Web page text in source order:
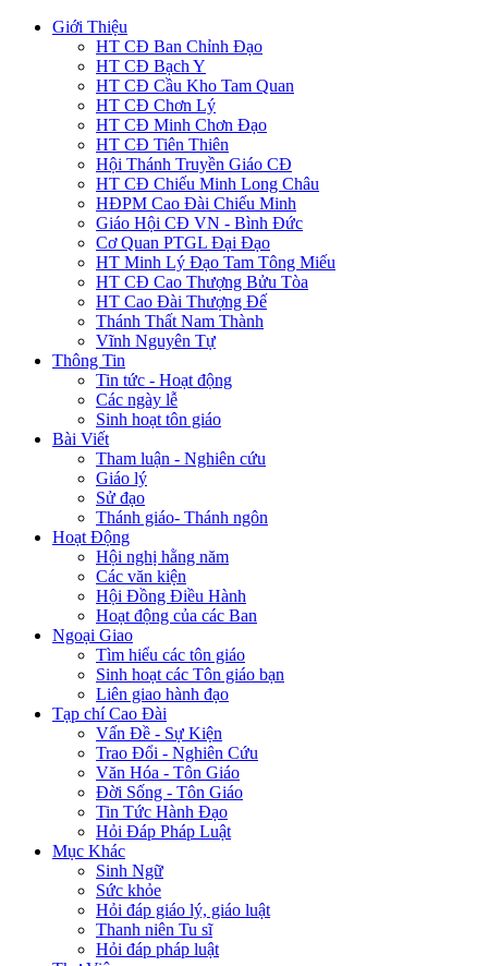
Giới Thiệu
HT CĐ Ban Chỉnh Đạo
HT CĐ Bạch Y
HT CĐ Cầu Kho Tam Quan
HT CĐ Chơn Lý
HT CĐ Minh Chơn Đạo
HT CĐ Tiên Thiên
Hội Thánh Truyền Giáo CĐ
HT CĐ Chiếu Minh Long Châu
HĐPM Cao Đài Chiếu Minh
Giáo Hội CĐ VN - Bình Đức
Cơ Quan PTGL Đại Đạo
HT Minh Lý Đạo Tam Tông Miếu
HT CĐ Cao Thượng Bửu Tòa
HT Cao Đài Thượng Đế
Thánh Thất Nam Thành
Vĩnh Nguyên Tự
Thông Tin
Tin tức - Hoạt động
Các ngày lễ
Sinh hoạt tôn giáo
Bài Viết
Tham luận - Nghiên cứu
Giáo lý
Sử đạo
Thánh giáo- Thánh ngôn
Hoạt Động
Hội nghị hằng năm
Các văn kiện
Hội Đồng Điều Hành
Hoạt động của các Ban
Ngoại Giao
Tìm hiểu các tôn giáo
Sinh hoạt các Tôn giáo bạn
Liên giao hành đạo
Tạp chí Cao Đài
Vấn Đề - Sự Kiện
Trao Đổi - Nghiên Cứu
Văn Hóa - Tôn Giáo
Đời Sống - Tôn Giáo
Tin Tức Hành Đạo
Hỏi Đáp Pháp Luật
Mục Khác
Sinh Ngữ
Sức khỏe
Hỏi đáp giáo lý, giáo luật
Thanh niên Tu sĩ
Hỏi đáp pháp luật